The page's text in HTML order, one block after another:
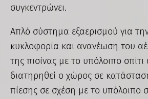
συγκεντρώνει.
Απλό σύστημα εξαερισμού για
κυκλοφορία και ανανέωση του
της πισίνας με το υπόλοιπο
διατηρηθεί ο χώρος σε
πίεσης σε σχέση με το υπόλοιπο